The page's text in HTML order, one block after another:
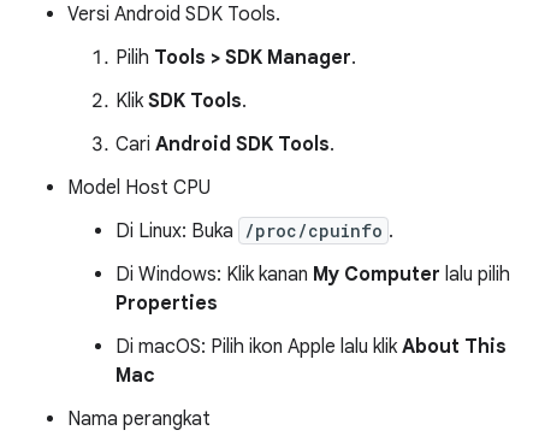
Versi Android SDK Tools.
Pilih Tools > SDK Manager.
Klik SDK Tools.
Cari Android SDK Tools.
Model Host CPU
Di Linux: Buka
/proc/cpuinfo .
Di Windows: Klik kanan My Computer lalu pilih
Properties
Di macOS: Pilih ikon Apple lalu klik About This
Mac
Nama perangkat